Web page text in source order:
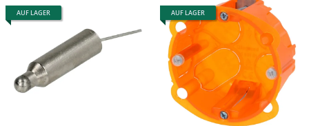
AUF LAGER AUF LAGER